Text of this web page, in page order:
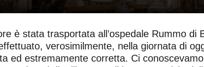
è stata trasportata all’ospedale Rummo
verosimilmente, nella giornata di
ed estremamente corretta. Ci